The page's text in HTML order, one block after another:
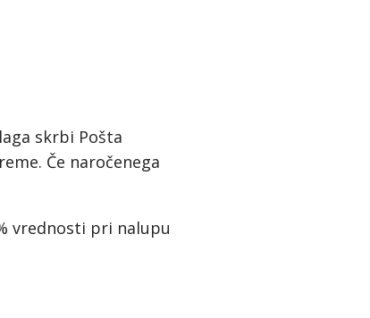
skrbi Pošta
Če naročenega
vrednosti pri nalupu